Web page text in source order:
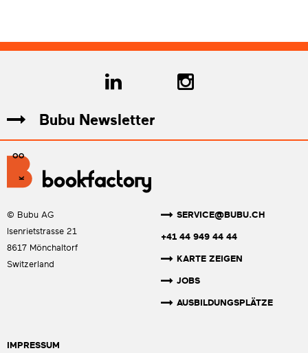
Bubu Newsletter
© Bubu AG
Isenrietstrasse 21
8617 Mönchaltorf
Switzerland
SERVICE@BUBU.CH
+41 44 949 44 44
KARTE ZEIGEN
JOBS
AUSBILDUNGSPLÄTZE
IMPRESSUM